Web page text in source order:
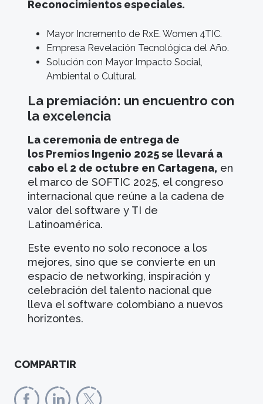
Reconocimientos especiales.
Mayor Incremento de RxE. Women 4TIC.
Empresa Revelación Tecnológica del Año.
Solución con Mayor Impacto Social,
Ambiental o Cultural.
La premiación: un encuentro con
la excelencia
La ceremonia de entrega de
los Premios Ingenio 2025 se llevará a
cabo el 2 de octubre en Cartagena, en
el marco de SOFTIC 2025, el congreso
internacional que reúne a la cadena de
valor del software y TI de
Latinoamérica.
Este evento no solo reconoce a los
mejores, sino que se convierte en un
espacio de networking, inspiración y
celebración del talento nacional que
lleva el software colombiano a nuevos
horizontes.
COMPARTIR